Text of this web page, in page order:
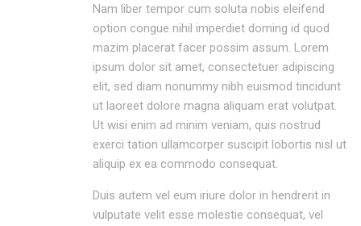
Nam liber tempor cum soluta nobis eleifend
option congue nihil imperdiet doming id quod
mazim placerat facer possim assum. Lorem
ipsum dolor sit amet, consectetuer adipiscing
elit, sed diam nonummy nibh euismod tincidunt
ut laoreet dolore magna aliquam erat volutpat.
Ut wisi enim ad minim veniam, quis nostrud
exerci tation ullamcorper suscipit lobortis nisl ut
aliquip ex ea commodo consequat.
Duis autem vel eum iriure dolor in hendrerit in
vulputate velit esse molestie consequat, vel